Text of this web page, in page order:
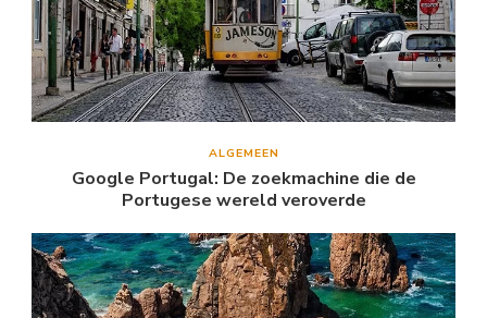
ALGEMEEN
Google Portugal: De zoekmachine die de
Portugese wereld veroverde